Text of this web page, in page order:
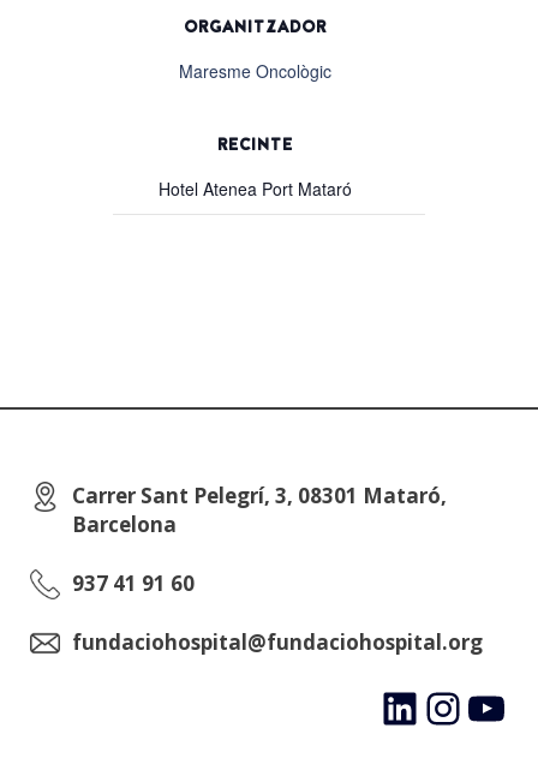
ORGANITZADOR
Maresme Oncològic
RECINTE
Hotel Atenea Port Mataró
Carrer Sant Pelegrí, 3, 08301 Mataró,
Barcelona
937 41 91 60
fundaciohospital@fundaciohospital.org
LinkedInInstagram
YouTube